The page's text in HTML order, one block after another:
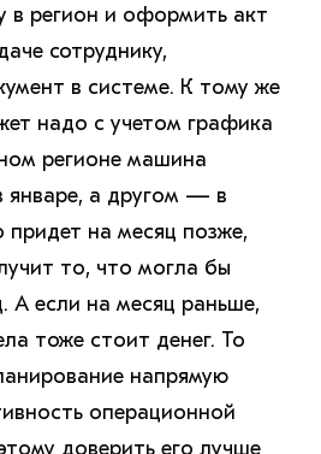
в регион и оформить акт
сотруднику,
в системе. К тому же
надо с учетом графика
регионе машина
январе, а другом — в
придет на месяц позже,
то, что могла бы
А если на месяц раньше,
тоже стоит денег. То
напрямую
операционной
доверить его лучше